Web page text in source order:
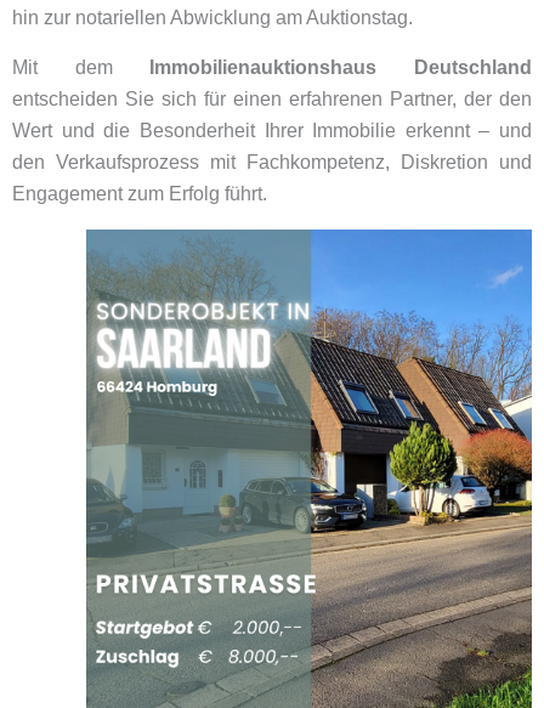
hin zur notariellen Abwicklung am Auktionstag.
Mit dem
Immobilienauktionshaus Deutschland
entscheiden Sie sich für einen erfahrenen Partner, der den
Wert und die Besonderheit Ihrer Immobilie erkennt – und
den Verkaufsprozess mit Fachkompetenz, Diskretion und
Engagement zum Erfolg führt.